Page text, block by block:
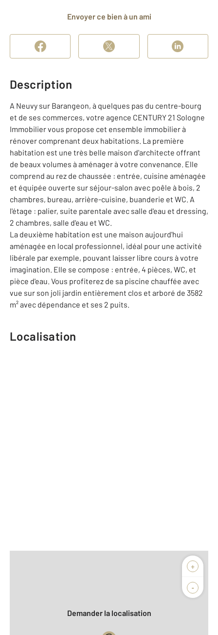
Envoyer ce bien à un ami
Description
A Neuvy sur Barangeon, à quelques pas du centre-bourg
et de ses commerces, votre agence CENTURY 21 Sologne
Immobilier vous propose cet ensemble immobilier à
rénover comprenant deux habitations. La première
habitation est une très belle maison d'architecte offrant
de beaux volumes à aménager à votre convenance. Elle
comprend au rez de chaussée : entrée, cuisine aménagée
et équipée ouverte sur séjour-salon avec poêle à bois, 2
chambres, bureau, arrière-cuisine, buanderie et WC. A
l'étage : palier, suite parentale avec salle d'eau et dressing,
2 chambres, salle d'eau et WC.
La deuxième habitation est une maison aujourd'hui
aménagée en local professionnel, idéal pour une activité
libérale par exemple, pouvant laisser libre cours à votre
imagination. Elle se compose : entrée, 4 pièces, WC, et
pièce d'eau. Vous profiterez de sa piscine chauffée avec
vue sur son joli jardin entièrement clos et arboré de 3582
m² avec dépendance et ses 2 puits.
Localisation
+
-
Biens vendus
Demander la localisation